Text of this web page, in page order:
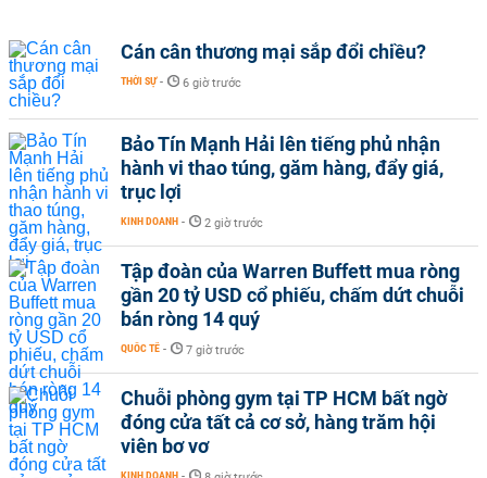
Cán cân thương mại sắp đổi chiều?
THỜI SỰ - 6 giờ trước
Bảo Tín Mạnh Hải lên tiếng phủ nhận
hành vi thao túng, găm hàng, đẩy giá,
trục lợi
KINH DOANH - 2 giờ trước
Tập đoàn của Warren Buffett mua ròng
gần 20 tỷ USD cổ phiếu, chấm dứt chuỗi
bán ròng 14 quý
QUỐC TẾ - 7 giờ trước
Chuỗi phòng gym tại TP HCM bất ngờ
đóng cửa tất cả cơ sở, hàng trăm hội
viên bơ vơ
KINH DOANH